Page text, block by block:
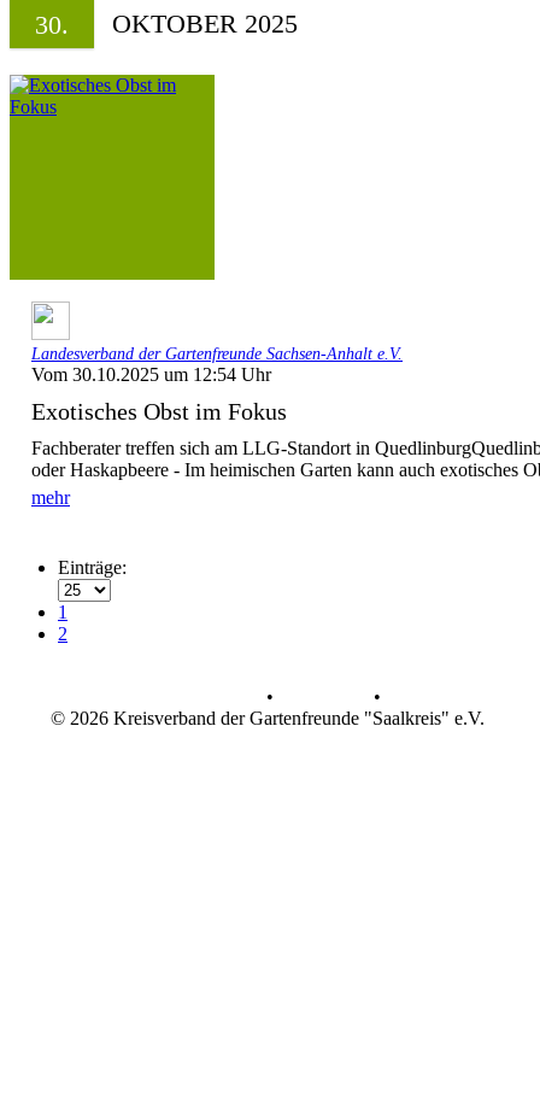
30. OKTOBER 2025
Landesverband der Gartenfreunde Sachsen-Anhalt e.V.
Vom 30.10.2025 um 12:54 Uhr
Exotisches Obst im Fokus
Fachberater treffen sich am LLG-Standort in
oder Haskapbeere - Im heimischen Garten kann auch exotisches
mehr
Einträge:
1
2
•
•
© 2026 Kreisverband der Gartenfreunde "Saalkreis" e.V.